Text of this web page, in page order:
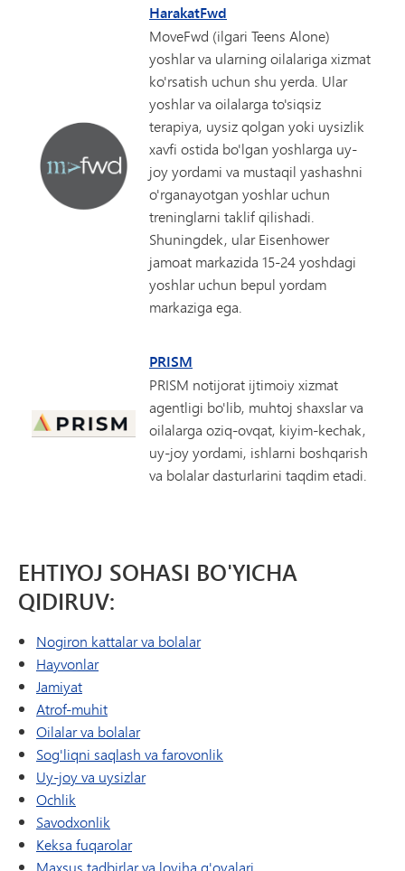
HarakatFwd
MoveFwd (ilgari Teens Alone)
yoshlar va ularning oilalariga xizmat
ko'rsatish uchun shu yerda. Ular
yoshlar va oilalarga to'siqsiz
terapiya, uysiz qolgan yoki uysizlik
xavfi ostida bo'lgan yoshlarga uy-
joy yordami va mustaqil yashashni
o'rganayotgan yoshlar uchun
treninglarni taklif qilishadi.
Shuningdek, ular Eisenhower
jamoat markazida 15-24 yoshdagi
yoshlar uchun bepul yordam
markaziga ega.
PRISM
PRISM notijorat ijtimoiy xizmat
agentligi bo'lib, muhtoj shaxslar va
oilalarga oziq-ovqat, kiyim-kechak,
uy-joy yordami, ishlarni boshqarish
va bolalar dasturlarini taqdim etadi.
EHTIYOJ SOHASI BO'YICHA
QIDIRUV:
Nogiron kattalar va bolalar
Hayvonlar
Jamiyat
Atrof-muhit
Oilalar va bolalar
Sog'liqni saqlash va farovonlik
Uy-joy va uysizlar
Ochlik
Savodxonlik
Keksa fuqarolar
Maxsus tadbirlar va loyiha g'oyalari